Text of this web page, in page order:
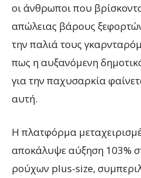
οι άνθρωποι που
απώλειας βάρους
την παλιά τους
πως η αυξανόμενη
για την παχυσαρκία
αυτή.
Η πλατφόρμα
αποκάλυψε αύξηση 103%
ρούχων plus-size,